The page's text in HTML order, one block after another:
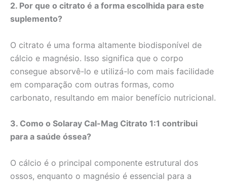
2. Por que o citrato é a forma escolhida para este
suplemento?
O citrato é uma forma altamente biodisponível de
cálcio e magnésio. Isso significa que o corpo
consegue absorvê-lo e utilizá-lo com mais facilidade
em comparação com outras formas, como
carbonato, resultando em maior benefício nutricional.
3. Como o Solaray Cal-Mag Citrato 1:1 contribui
para a saúde óssea?
O cálcio é o principal componente estrutural dos
ossos, enquanto o magnésio é essencial para a